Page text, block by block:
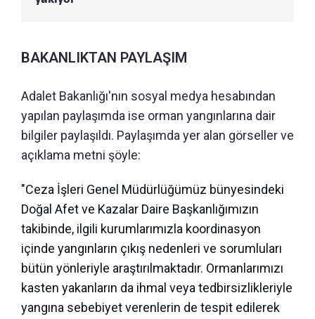
BAKANLIKTAN PAYLAŞIM
Adalet Bakanlığı'nın sosyal medya hesabından
yapılan paylaşımda ise orman yangınlarına dair
bilgiler paylaşıldı. Paylaşımda yer alan görseller ve
açıklama metni şöyle:
"Ceza İşleri Genel Müdürlüğümüz bünyesindeki
Doğal Afet ve Kazalar Daire Başkanlığımızın
takibinde, ilgili kurumlarımızla koordinasyon
içinde yangınların çıkış nedenleri ve sorumluları
bütün yönleriyle araştırılmaktadır. Ormanlarımızı
kasten yakanların da ihmal veya tedbirsizlikleriyle
yangına sebebiyet verenlerin de tespit edilerek